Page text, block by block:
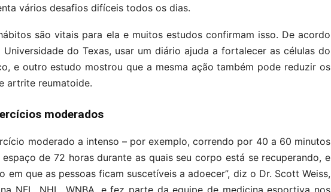
vários desafios difíceis todos os dias.
são vitais para ela e muitos estudos confirmam isso. De acordo
do Texas, usar um diário ajuda a fortalecer as células do
e outro estudo mostrou que a mesma ação também pode reduzir os
artrite reumatoide.
moderados
moderado a intenso – por exemplo, correndo por 40 a 60 minutos
de 72 horas durante as quais seu corpo está se recuperando, e
em que as pessoas ficam suscetíveis a adoecer”, diz o Dr. Scott Weiss,
NFL, NHL, WNBA, e fez parte da equipe de medicina esportiva nos